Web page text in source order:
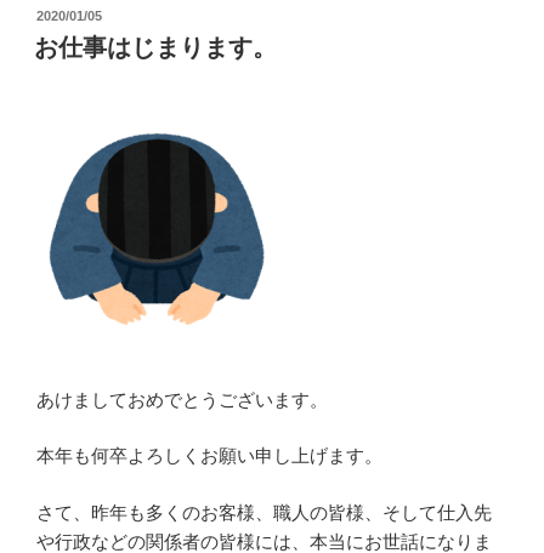
日
を
投
稿
日:
2020/01/05
お仕事はじまります。
あけましておめでとうございます。
本年も何卒よろしくお願い申し上げます。
さて、昨年も多くのお客様、職人の皆様、そして仕入先
や行政などの関係者の皆様には、本当にお世話になりま